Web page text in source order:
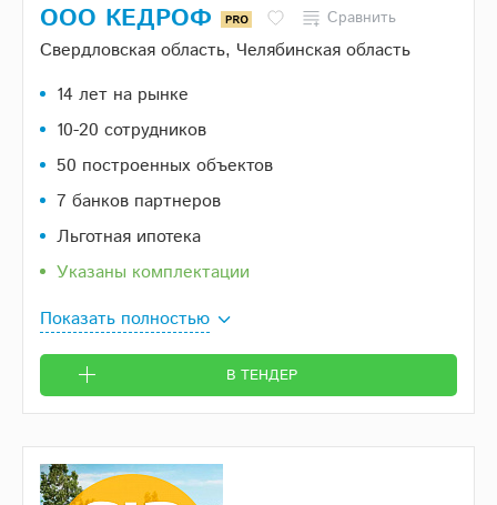
ООО КЕДРОФ Сравнить
Свердловская область, Челябинская область
14 лет на рынке
10-20 сотрудников
50 построенных объектов
7 банков партнеров
Льготная ипотека
Указаны комплектации
Показать полностью
В ТЕНДЕР